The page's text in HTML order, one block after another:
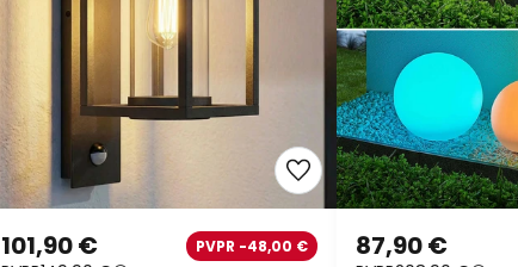
101,90 € PVPR -48,00 € 87,90 €